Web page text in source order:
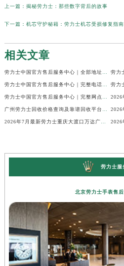
上一篇： 揭秘劳力士：那些数字背后的故事
下一篇： 机芯守护秘籍：劳力士机芯受损修复指南
相关文章
劳力士服
北京劳力士手表售